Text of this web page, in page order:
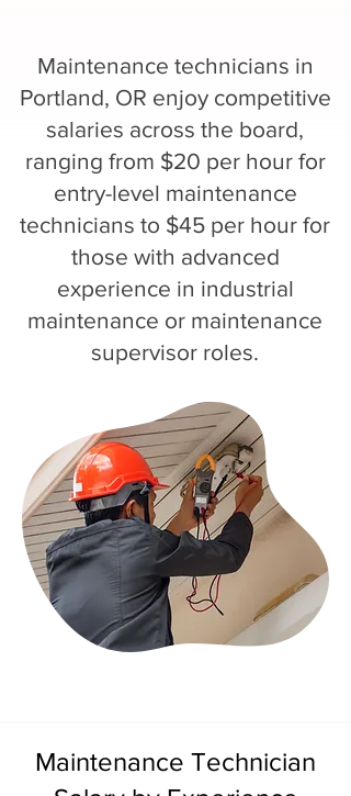
Maintenance technicians in
Portland, OR enjoy competitive
salaries across the board,
ranging from $20 per hour for
entry-level maintenance
technicians to $45 per hour for
those with advanced
experience in industrial
maintenance or maintenance
supervisor roles.
Maintenance Technician